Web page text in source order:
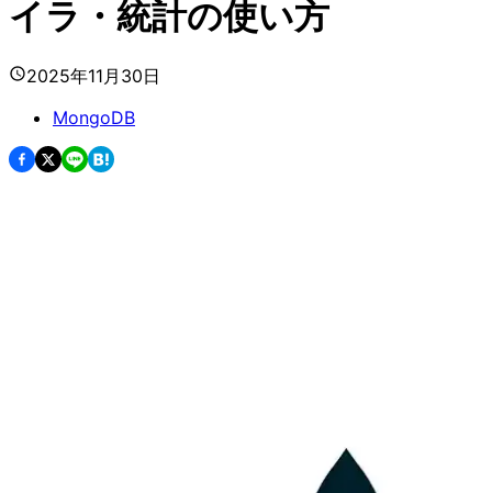
イラ・統計の使い方
2025年11月30日
MongoDB